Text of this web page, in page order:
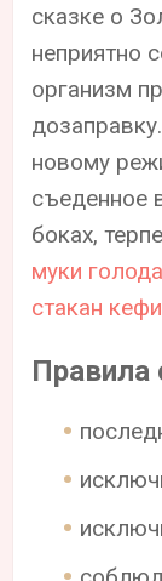
сказке о
неприятно
организм
новому
съеденное
боках,
муки
стакан
Правила